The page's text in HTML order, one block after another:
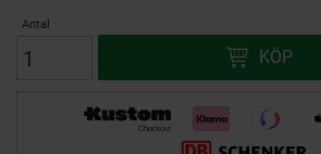
Antal
KÖP